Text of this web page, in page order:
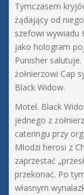
Tymczasem
żądający od
szefowi wywiadu
jako hologram
Punisher
żołnierzowi Cap
Black Widow.
Motel. Black
jednego z
cateringu przy
Młodzi herosi z
zaprzestać
przekonać. Po
własnym